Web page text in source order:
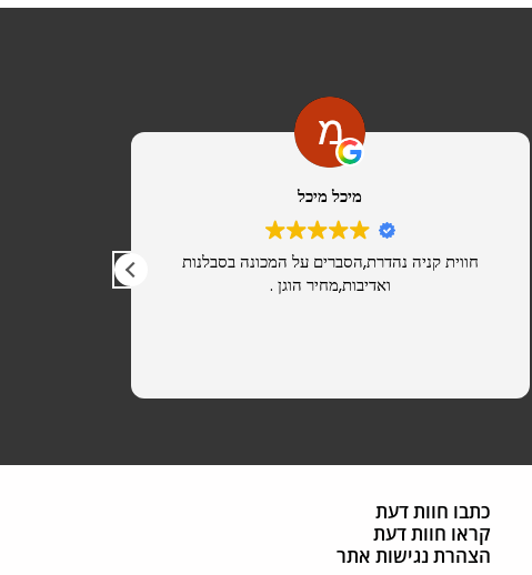
מיכל מיכל
חווית קניה נהדרת,הסברים על המכונה בסבלנות
ואדיבות,מחיר הוגן .
כתבו חוות דעת
קראו חוות דעת
הצהרת נגישות אתר